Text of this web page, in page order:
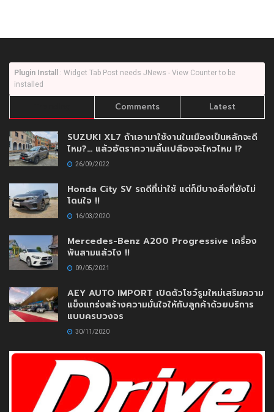
Plugin Install
: Widget Tab Post needs JNews - View Counter to be
installed
Comments Latest
SUZUKI XL7 ถ้าเอามาใช้งานในเมืองเป็นหลักจะดี
ไหม?… แล้วอัตราความสิ้นเปลืองจะไหวไหม !?
26/09/2022
Honda City SV รถดีที่น่าใช้ แต่ก็มีบางสิ่งที่ยังไม่
โดนใจ !!
16/03/2020
Mercedes-Benz A200 Progressive เครื่อง
พันสามแล้วไง !!
09/05/2021
AEY AUTO IMPORT เปิดตัวโชว์รูมใหม่เสริมความ
แข็งแกร่งสร้างความมั่นใจให้กับลูกค้าด้วยบริการ
แบบครบวงจร
30/11/2020